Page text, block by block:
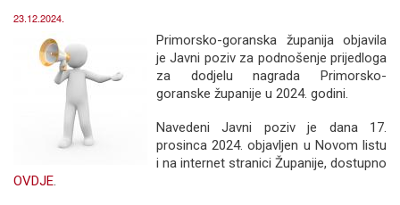
23.12.2024.
Primorsko-goranska županija objavila
je Javni poziv za podnošenje prijedloga
za dodjelu nagrada Primorsko-
goranske županije u 2024. godini.
Navedeni Javni poziv je dana 17.
prosinca 2024. objavljen u Novom listu
i na internet stranici Županije, dostupno
OVDJE.